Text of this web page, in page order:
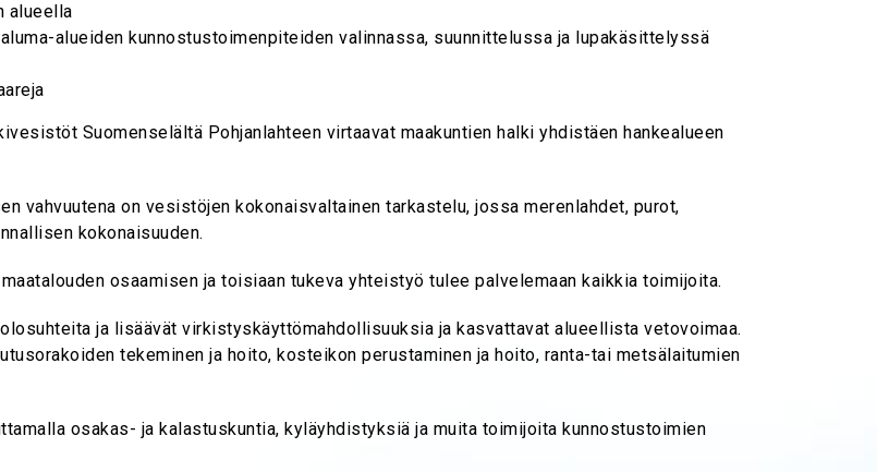
alueella
alueiden kunnostustoimenpiteiden valinnassa, suunnittelussa ja lupakäsittelyssä
Suomenselältä Pohjanlahteen virtaavat maakuntien halki yhdistäen hankealueen
vahvuutena on vesistöjen kokonaisvaltainen tarkastelu, jossa merenlahdet, purot,
kokonaisuuden.
osaamisen ja toisiaan tukeva yhteistyö tulee palvelemaan kaikkia toimijoita.
ja lisäävät virkistyskäyttömahdollisuuksia ja kasvattavat alueellista vetovoimaa.
tekeminen ja hoito, kosteikon perustaminen ja hoito, ranta-tai metsälaitumien
osakas- ja kalastuskuntia, kyläyhdistyksiä ja muita toimijoita kunnostustoimien